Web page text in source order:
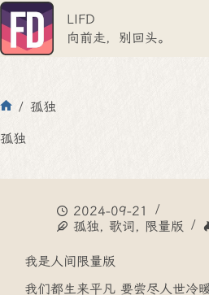
跳
至
内
容
LIFD
向前走，别回头。
页
/ 孤独
孤独
2024-09-21
孤独, 歌词, 限量版
我是人间限量版
我们都生来平凡 要尝尽人世冷